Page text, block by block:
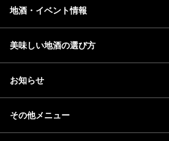
地酒・イベント情報
美味しい地酒の選び方
お知らせ
その他メニュー